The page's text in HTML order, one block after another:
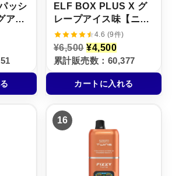
ッシ
アバ
ェ
ELF BOX PLUS X グ
レープアイス味【ニコ
パフ】5%4.6 (9件)
¥6,500 元
の
価
格
は
¥
0
で
し
た
¥4,500現
在
の
価
格
は
5
で
累計販売数：60,377
カートに入れる
16